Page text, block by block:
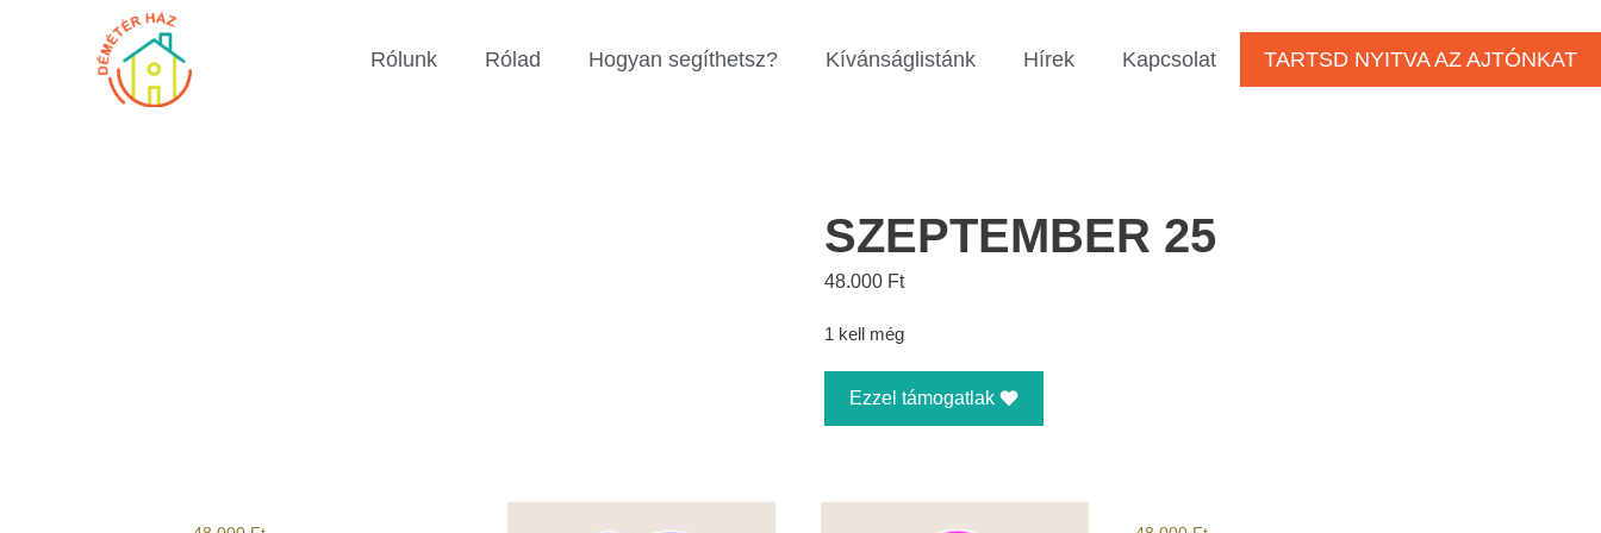
Rólunk Rólad Hogyan segíthetsz? Kívánságlistánk Hírek Kapcsolat TARTSD NYITVA AZ AJTÓNKAT
SZEPTEMBER 25
48.000 Ft
1 kell még
Ezzel támogatlak